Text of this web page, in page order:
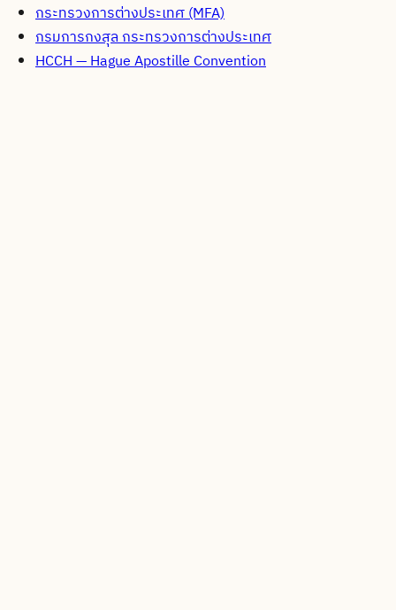
กระทรวงการต่างประเทศ (MFA)
กรมการกงสุล กระทรวงการต่างประเทศ
HCCH — Hague Apostille Convention